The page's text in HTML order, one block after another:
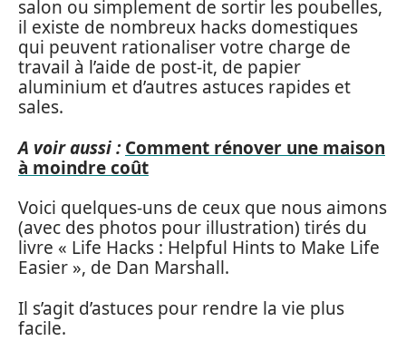
salon ou simplement de sortir les poubelles,
il existe de nombreux hacks domestiques
qui peuvent rationaliser votre charge de
travail à l’aide de post-it, de papier
aluminium et d’autres astuces rapides et
sales.
A voir aussi : Comment rénover une maison
à moindre coût
Voici quelques-uns de ceux que nous aimons
(avec des photos pour illustration) tirés du
livre « Life Hacks : Helpful Hints to Make Life
Easier », de Dan Marshall.
Il s’agit d’astuces pour rendre la vie plus
facile.